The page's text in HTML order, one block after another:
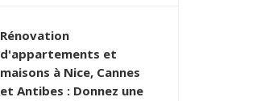
Rénovation
d'appartements et
maisons à Nice, Cannes
et Antibes : Donnez une